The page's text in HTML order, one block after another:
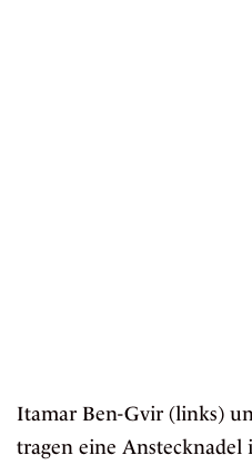
Itamar Ben-Gvir (links)
tragen eine Anstecknadel